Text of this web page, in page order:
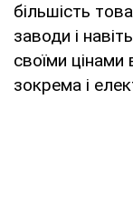
більшість
заводи і
своїми цінами
зокрема і